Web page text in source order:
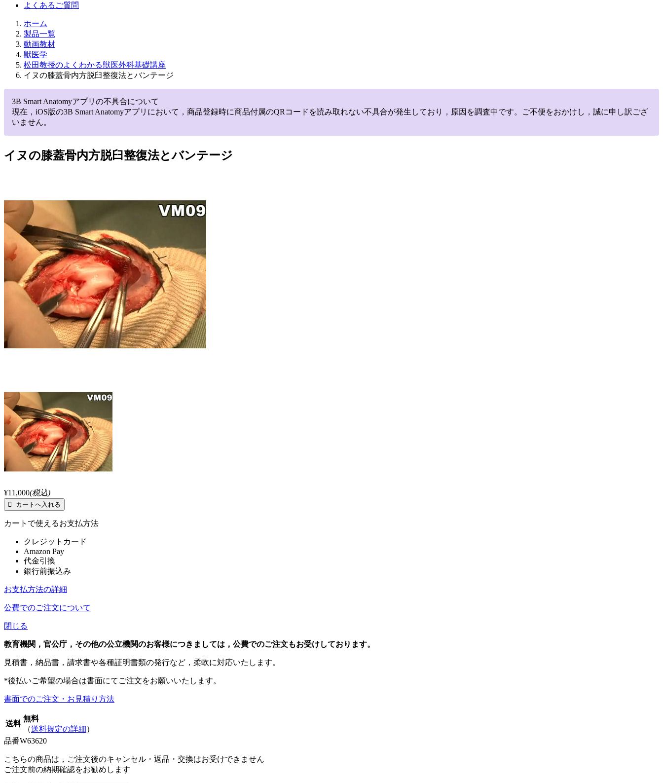
よくあるご質問
ホーム
製品一覧
動画教材
獣医学
松田教授のよくわかる獣医外科基礎講座
イヌの膝蓋骨内方脱臼整復法とバンテージ
3B Smart Anatomyアプリの不具合について
現在，iOS版の3B Smart Anatomyアプリにおいて，商品登録時に商品付属のQRコードを読み取れない不具合が発生しており，原因を調査中です。ご不便をおかけし，誠に申し訳ござ
いません。
イヌの膝蓋骨内方脱臼整復法とバンテージ
¥11,000(税込)
カートで使えるお支払方法
クレジットカード
Amazon Pay
代金引換
銀行前振込み
お支払方法の詳細
公費でのご注文について
閉じる
教育機関，官公庁，その他の公立機関のお客様につきましては，公費でのご注文もお受けしております。
見積書，納品書，請求書や各種証明書類の発行など，柔軟に対応いたします。
*後払いご希望の場合は書面にてご注文をお願いいたします。
書面でのご注文・お見積り方法
送料
無料
（送料規定の詳細）
品番W63620
こちらの商品は，ご注文後のキャンセル・返品・交換はお受けできません
ご注文前の納期確認をお勧めします